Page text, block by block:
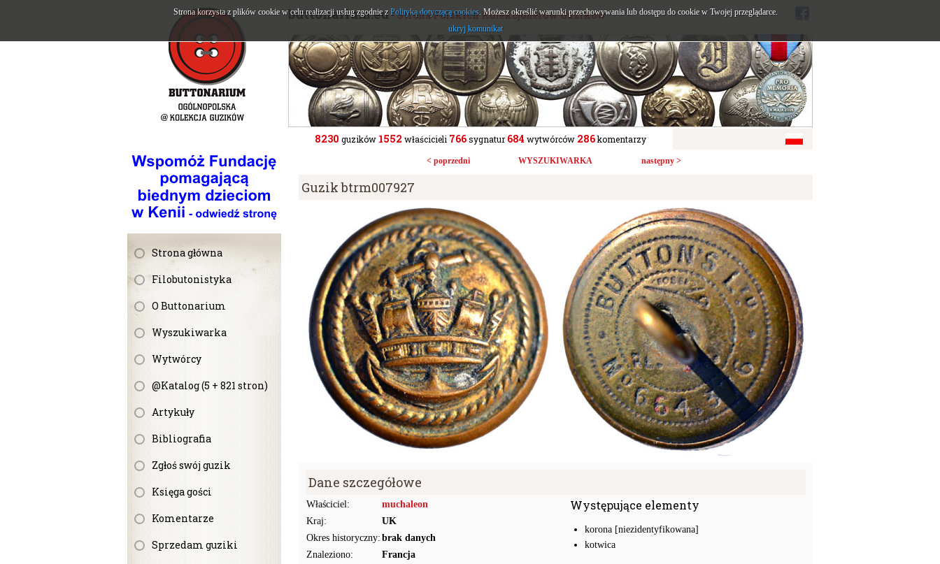
Strona główna
Filobutonistyka
O Buttonarium
Wyszukiwarka
Wytwórcy
@Katalog (5 + 821 stron)
Artykuły
Bibliografia
Zgłoś swój guzik
Księga gości
Komentarze
Sprzedam guziki
buttonarium.eu- Strona Polskich Kolekcjonerów Guzików
8230 guzików 1552 właścicieli 766sygnatur684 wytwórców 286komentarzy
< poprzedni WYSZUKIWARKA następny >
Guzik btrm007927
Dane szczegółowe
Właściciel:
muchaleon
Kraj:
UK
Okres historyczny: brak danych
Znaleziono:
Francja
Występujące elementy
korona [niezidentyfikowana]
kotwica
Strona korzysta z plików cookie w celu realizacji usług zgodnie z Polityką dotyczącą cookies. Możesz określić warunki przechowywania lub dostępu do cookie w Twojej przeglądarce.
ukryj komunikat